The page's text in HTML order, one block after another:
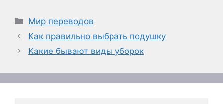
Рубрики
Мир переводов
Как правильно выбрать подушку
Какие бывают виды уборок